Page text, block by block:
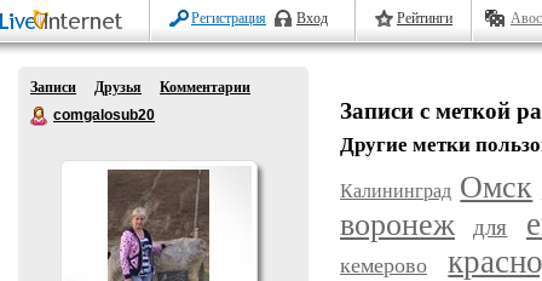
Регистрация Вход Рейтинги
Записи Друзья
Комментарии
comgalosub20
Записи с меткой
Другие метки
Калининград Омск
воронеж для
кемерово